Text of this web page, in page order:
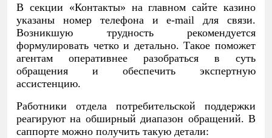
В секции «Контакты» на главном сайте казино
указаны номер телефона и e-mail для связи.
Возникшую трудность рекомендуется
формулировать четко и детально. Такое поможет
агентам оперативнее разобраться в суть
обращения и обеспечить экспертную
ассистенцию.
Работники отдела потребительской поддержки
реагируют на обширный диапазон обращений. В
саппорте можно получить такую детали: